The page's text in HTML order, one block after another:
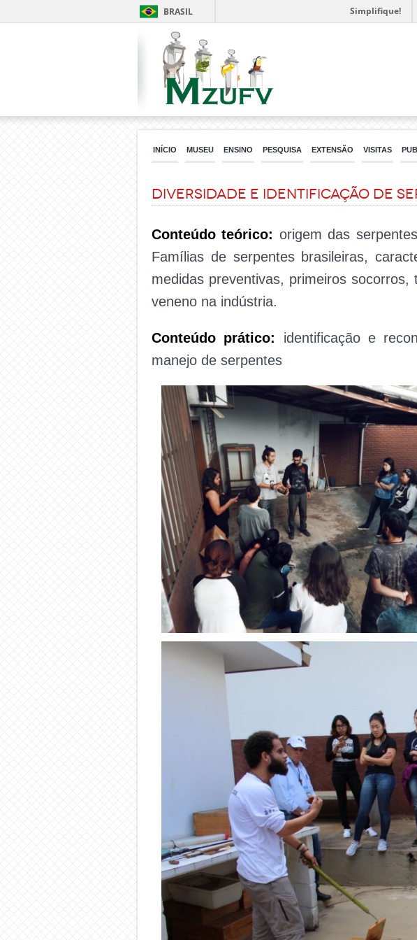
BRASIL Simplifique!
INÍCIO MUSEU ENSINO PESQUISA EXTENSÃO VISITAS
Diversidade e identificação de
Conteúdo teórico: origem das
Famílias de serpentes brasileiras,
medidas preventivas, primeiros
veneno na indústria.
Conteúdo prático:
identificação e
manejo de serpentes